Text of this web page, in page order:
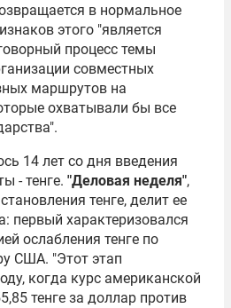
в нормальное
этого "является
процесс темы
совместных
маршрутов на
охватывали бы все
14 лет со дня введения
- тенге. "Деловая неделя",
тенге, делит ее
первый характеризовался
ослабления тенге по
США. "Этот этап
когда курс американской
тенге за доллар против